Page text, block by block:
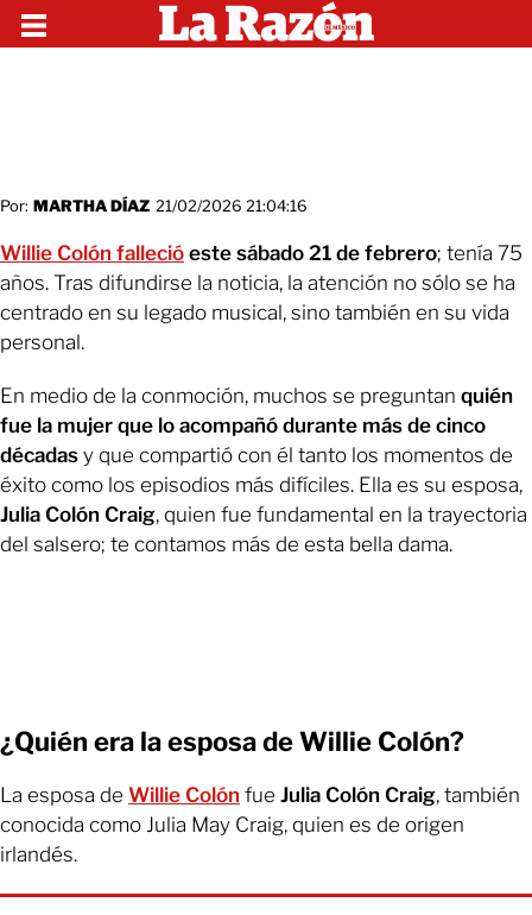
Por: MARTHA DÍAZ 21/02/2026 21:04:16
Willie Colón falleció este sábado 21 de febrero; tenía 75
años. Tras difundirse la noticia, la atención no sólo se ha
centrado en su legado musical, sino también en su vida
personal.
En medio de la conmoción, muchos se preguntan quién
fue la mujer que lo acompañó durante más de cinco
décadas y que compartió con él tanto los momentos de
éxito como los episodios más difíciles. Ella es su esposa,
Julia Colón Craig, quien fue fundamental en la trayectoria
del salsero; te contamos más de esta bella dama.
¿Quién era la esposa de Willie Colón?
La esposa de Willie Colón fue Julia Colón Craig, también
conocida como Julia May Craig, quien es de origen
irlandés.